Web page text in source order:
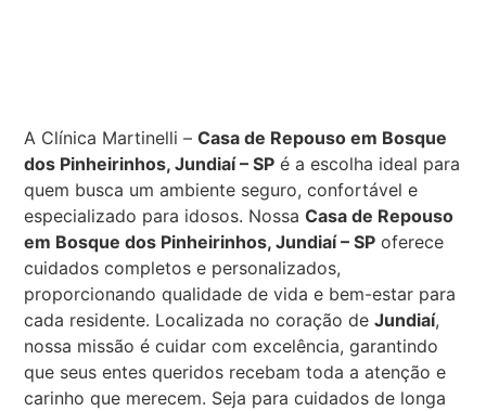
A Clínica Martinelli –Casa de Repouso em Bosque
dos Pinheirinhos, Jundiaí – SP é a escolha ideal para
quem busca um ambiente seguro, confortável e
especializado para idosos. NossaCasa de Repouso
em Bosque dos Pinheirinhos, Jundiaí – SP oferece
cuidados completos e personalizados,
proporcionando qualidade de vida e bem-estar para
cada residente. Localizada no coração deJundiaí,
nossa missão é cuidar com excelência, garantindo
que seus entes queridos recebam toda a atenção e
carinho que merecem. Seja para cuidados de longa